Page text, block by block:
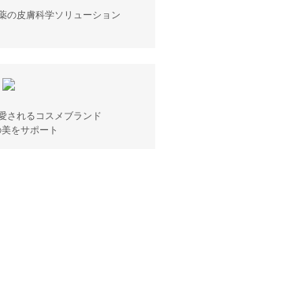
の皮膚科学ソリューション
されるコスメブランド
をサポート